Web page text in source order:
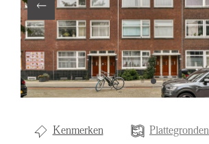
Kenmerken Plattegronden
Renting
Buying
Property Management
Letting
Selling
NEWS